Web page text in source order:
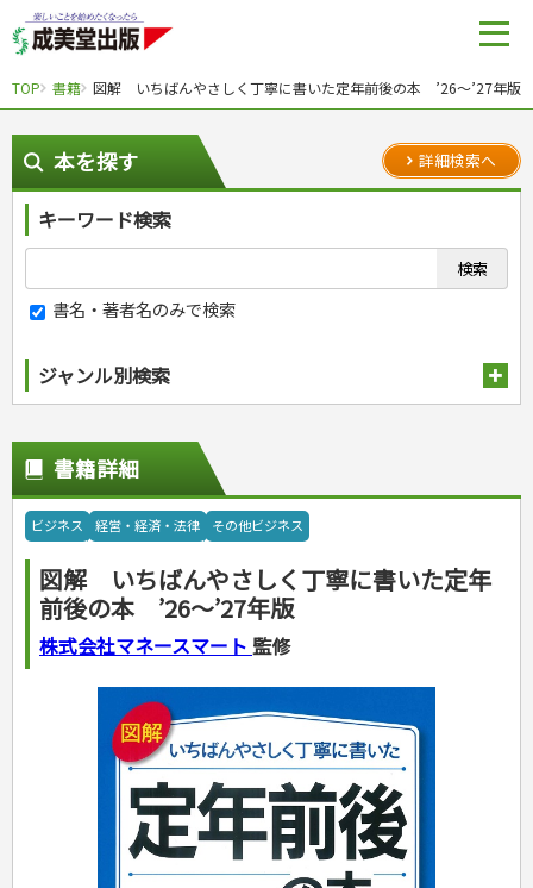
TOP 書籍 図解 いちばんやさしく丁寧に書いた定年前後の本 ’26～’27年版
本を探す 詳細検索へ
キーワード検索
書名・著者名のみで検索
ジャンル別検索
スポーツ
スポーツルール
野球
ゴルフ
ジュニアスポーツ
その他スポーツ
自然・アウトドア・ペット
アウトドア
犬・猫
園芸・野菜づくり
雑学
娯楽・ゲーム・占い
ナンプレ
ゲーム・マジック
家相・風水・占い
カルチャー・芸術・趣味
音楽・楽器
趣味・鑑賞・カメラ
絵画・デッサン
辞典
語学・旅行会話
運転免許
原付・二輪
普通免許
生活・暮らし
料理
料理・レシピ
各国料理
お弁当
調理器具クッキング
お菓子・ケーキ・パン
飲み物・お酒
手芸・クラフト
ソーイング
クラフト
インテリア・ハウジング
収納・掃除・暮らし
美容・ファッション
ダイエット・エクササイズ
着物・着つけ
冠婚葬祭・手紙・ペン字
手紙・ペン字
妊娠・出産・育児
離乳食・幼児食・こどもレシピ
健康と保育
家庭医学・健康
ツボ・マッサージ
家庭医学・病気
健康知識
栄養事典
看護・介護
看護一般
介護一般
保育・教育
パネルシアター
指導マニュアル
こどもの本
児童一般
おりがみ・あやとり
なぞなぞ・ゲーム
占い・心理ゲーム
のりもの・ずかん
読み物・絵本
音と光のでる絵本
学参・ドリル
夏休みドリル
総復習ドリル
学習・地図
自由研究・読書感想文
えんぴつちょう
就職活動
就職活動
就職試験
資格試験
英語検定・TOEIC
漢字検定・数学検定
簿記検定
看護・薬学
ケアマネジャー
介護・社会福祉士
司法書士・社労士
経営・経済・法律
マネー・株・資産
ビジネス・法律
簿記・経理・税金・保険
その他ビジネス
自己啓発
自己啓発
ビジネス読み物
旅行・歴史
国内・海外旅行
国外旅行
国内旅行
散歩・グルメ
地理・歴史
地理・地図
成美文庫
その他文庫
プラチナダイアリー プレステージ
書籍詳細
ビジネス 経営・経済・法律 その他ビジネス
図解 いちばんやさしく丁寧に書いた定年
前後の本 ’26～’27年版
株式会社マネースマート 監修